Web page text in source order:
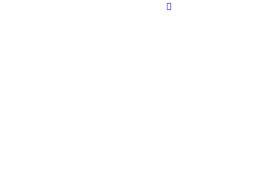
Search: